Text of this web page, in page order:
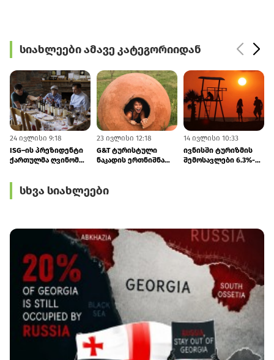
სიახლეები ამავე კატეგორიიდან
24 ივლისი 9:18
ISG–ის პრეზიდენტი
ქართულმა ღვინომ
23 ივლისი 12:18
G&T ტურისტული
ნაკადის ერთნიშნა
14 ივლისი 10:33
ივნისში ტურიზმის
შემოსავლები 6.3%-
სხვა სიახლეები